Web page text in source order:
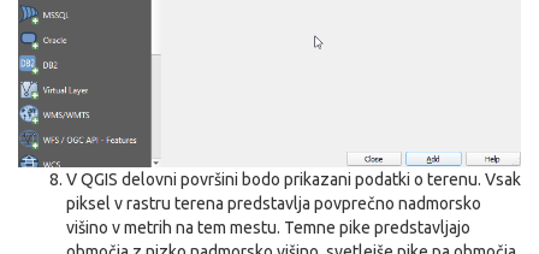
V QGIS delovni površini bodo prikazani podatki o terenu. Vsak
piksel v rastru terena predstavlja povprečno nadmorsko
višino v metrih na tem mestu. Temne pike predstavljajo